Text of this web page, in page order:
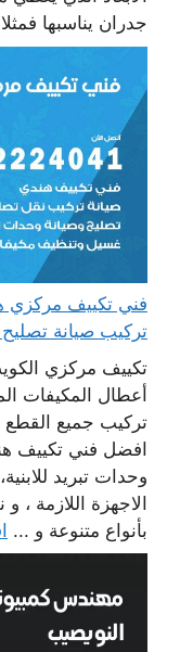
جدران يناسبها
تركيب صيانة
تكييف مركزي
أعطال المكيفات
تركيب جميع القطع
افضل فني تكييف
وحدات تبريد
الاجهزة اللازمة ،
بأنواع متنوعة و ...